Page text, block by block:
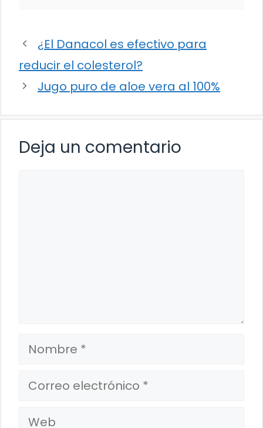
¿El Danacol es efectivo para
reducir el colesterol?
Jugo puro de aloe vera al 100%
Deja un comentario
Nombre
Correo
electrónico
Web